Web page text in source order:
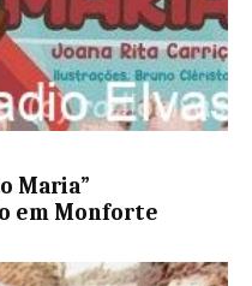
Maria”
em Monforte